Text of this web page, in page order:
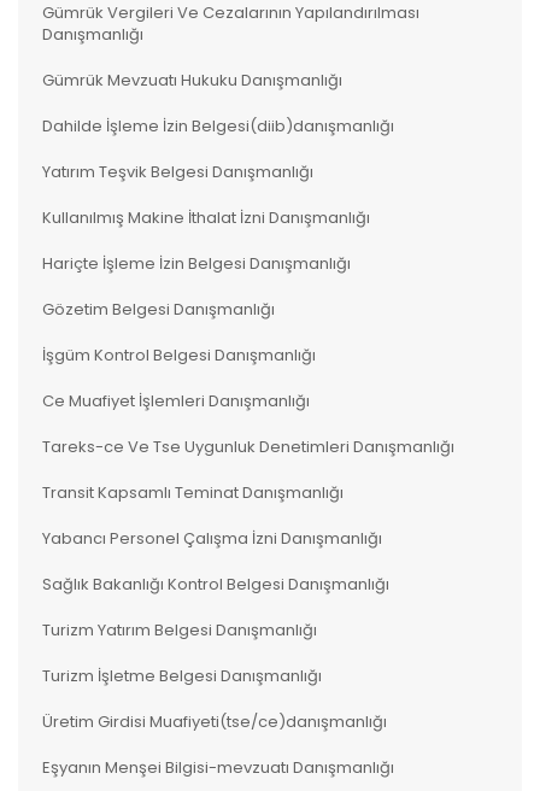
Gümrük Vergileri Ve Cezalarının Yapılandırılması
Danışmanlığı
Gümrük Mevzuatı Hukuku Danışmanlığı
Dahilde İşleme İzin Belgesi(diib)danışmanlığı
Yatırım Teşvik Belgesi Danışmanlığı
Kullanılmış Makine İthalat İzni Danışmanlığı
Hariçte İşleme İzin Belgesi Danışmanlığı
Gözetim Belgesi Danışmanlığı
İşgüm Kontrol Belgesi Danışmanlığı
Ce Muafiyet İşlemleri Danışmanlığı
Tareks-ce Ve Tse Uygunluk Denetimleri Danışmanlığı
Transit Kapsamlı Teminat Danışmanlığı
Yabancı Personel Çalışma İzni Danışmanlığı
Sağlık Bakanlığı Kontrol Belgesi Danışmanlığı
Turizm Yatırım Belgesi Danışmanlığı
Turizm İşletme Belgesi Danışmanlığı
Üretim Girdisi Muafiyeti(tse/ce)danışmanlığı
Eşyanın Menşei Bilgisi-mevzuatı Danışmanlığı